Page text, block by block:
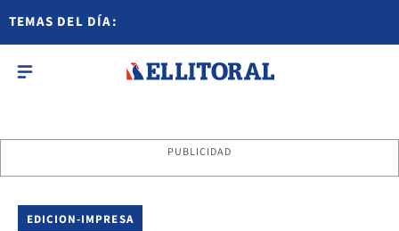
TEMAS DEL DÍA:
PUBLICIDAD
EDICION-IMPRESA